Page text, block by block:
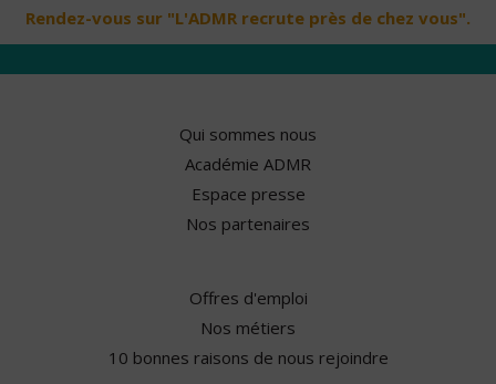
Rendez-vous sur "L'ADMR recrute près de chez vous".
Qui sommes nous
Académie ADMR
Espace presse
Nos partenaires
Offres d'emploi
Nos métiers
10 bonnes raisons de nous rejoindre